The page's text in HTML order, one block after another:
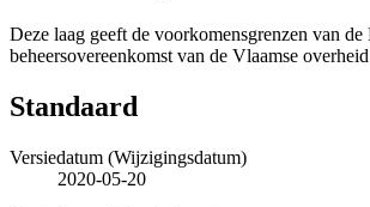
Deze laag geeft de voorkomensgrenzen van
beheersovereenkomst van de Vlaamse
Standaard
Versiedatum (Wijzigingsdatum)
2020-05-20